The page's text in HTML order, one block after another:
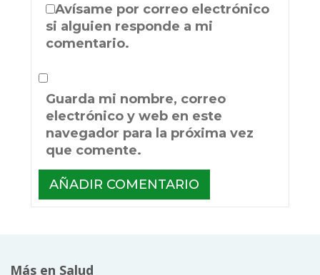
Avísame por correo electrónico
si alguien responde a mi
comentario.
Guarda mi nombre, correo
electrónico y web en este
navegador para la próxima vez
que comente.
Más en Salud